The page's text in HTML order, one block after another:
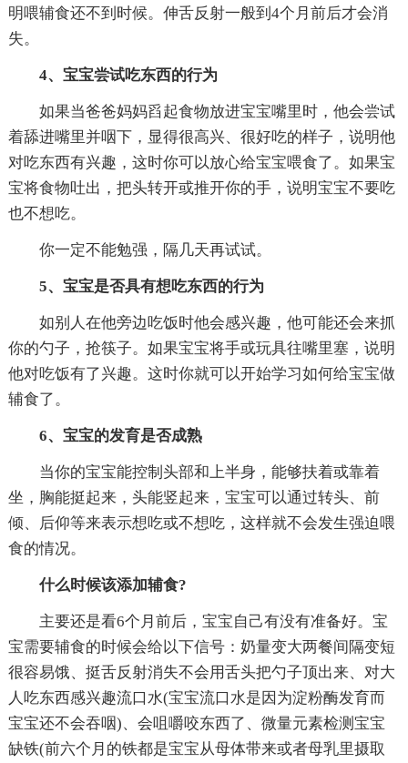
明喂辅食还不到时候。伸舌反射一般到4个月前后才会消
失。
4、宝宝尝试吃东西的行为
如果当爸爸妈妈舀起食物放进宝宝嘴里时，他会尝试
着舔进嘴里并咽下，显得很高兴、很好吃的样子，说明他
对吃东西有兴趣，这时你可以放心给宝宝喂食了。如果宝
宝将食物吐出，把头转开或推开你的手，说明宝宝不要吃
也不想吃。
你一定不能勉强，隔几天再试试。
5、宝宝是否具有想吃东西的行为
如别人在他旁边吃饭时他会感兴趣，他可能还会来抓
你的勺子，抢筷子。如果宝宝将手或玩具往嘴里塞，说明
他对吃饭有了兴趣。这时你就可以开始学习如何给宝宝做
辅食了。
6、宝宝的发育是否成熟
当你的宝宝能控制头部和上半身，能够扶着或靠着
坐，胸能挺起来，头能竖起来，宝宝可以通过转头、前
倾、后仰等来表示想吃或不想吃，这样就不会发生强迫喂
食的情况。
什么时候该添加辅食?
主要还是看6个月前后，宝宝自己有没有准备好。宝
宝需要辅食的时候会给以下信号：奶量变大两餐间隔变短
很容易饿、挺舌反射消失不会用舌头把勺子顶出来、对大
人吃东西感兴趣流口水(宝宝流口水是因为淀粉酶发育而
宝宝还不会吞咽)、会咀嚼咬东西了、微量元素检测宝宝
缺铁(前六个月的铁都是宝宝从母体带来或者母乳里摄取